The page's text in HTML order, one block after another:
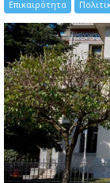
Επικαιρότητα